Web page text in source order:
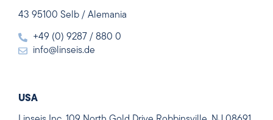
43 95100 Selb / Alemania
+49 (0) 9287 / 880 0
info@linseis.de
USA